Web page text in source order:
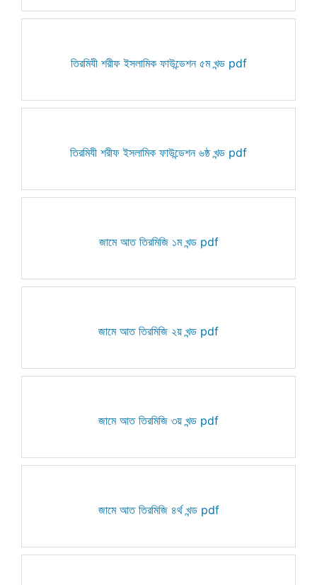
তিরমিযী শরীফ ইসলামিক ফাউন্ডেশন ৫ম খন্ড pdf
তিরমিযী শরীফ ইসলামিক ফাউন্ডেশন ৬ষ্ঠ খন্ড pdf
জামে আত তিরমিজি ১ম খন্ড pdf
জামে আত তিরমিজি ২য় খন্ড pdf
জামে আত তিরমিজি ৩য় খন্ড pdf
জামে আত তিরমিজি ৪র্থ খন্ড pdf